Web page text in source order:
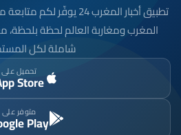
تطبيق أخبار المغرب 24
المغرب ومغاربة العالم لحظة
شاملة لكل
تحميل على
Store
متوفر على
Play